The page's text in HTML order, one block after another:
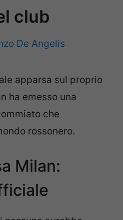
club
De Angelis
apparsa sul proprio
ha emesso una
che
rossonero.
Milan: